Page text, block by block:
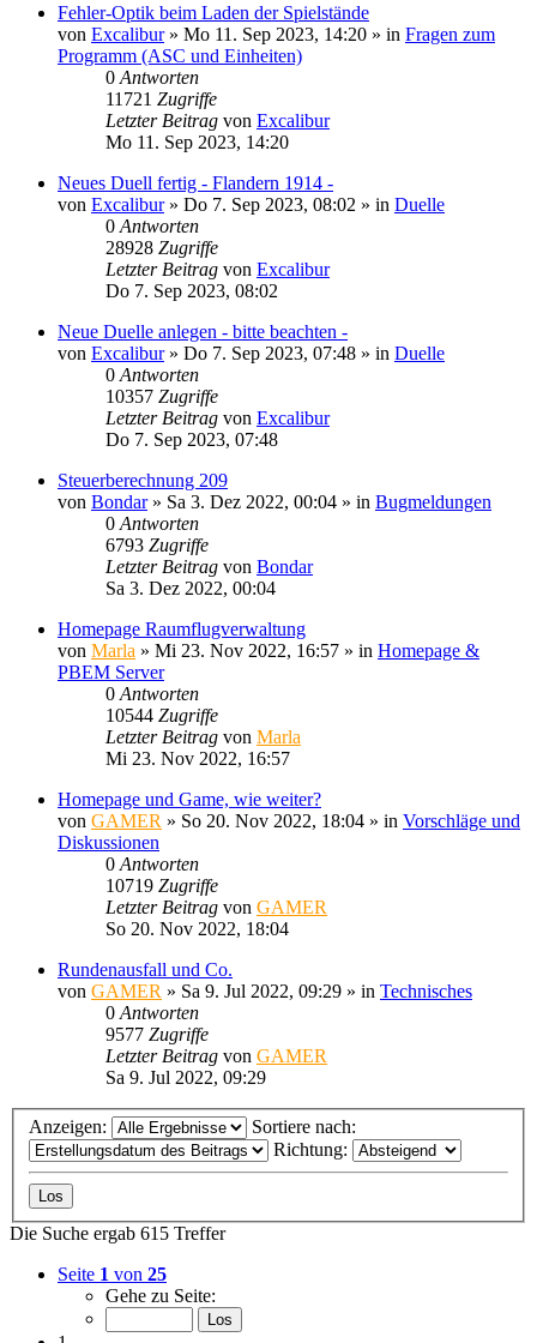
Fehler-Optik beim Laden der Spielstände
von Excalibur» Mo 11. Sep 2023, 14:20 » in Fragen zum
Programm (ASC und Einheiten)
0 Antworten
11721 Zugriffe
Letzter Beitrag von Excalibur
Mo 11. Sep 2023, 14:20
Neues Duell fertig - Flandern 1914 -
von Excalibur» Do 7. Sep 2023, 08:02 » in Duelle
0 Antworten
28928 Zugriffe
Letzter Beitrag von Excalibur
Do 7. Sep 2023, 08:02
Neue Duelle anlegen - bitte beachten -
von Excalibur» Do 7. Sep 2023, 07:48 » in Duelle
0 Antworten
10357 Zugriffe
Letzter Beitrag von Excalibur
Do 7. Sep 2023, 07:48
Steuerberechnung 209
von Bondar» Sa 3. Dez 2022, 00:04 » in Bugmeldungen
0 Antworten
6793 Zugriffe
Letzter Beitrag von Bondar
Sa 3. Dez 2022, 00:04
Homepage Raumflugverwaltung
von Marla » Mi 23. Nov 2022, 16:57 » in Homepage &
PBEM Server
0 Antworten
10544 Zugriffe
Letzter Beitrag von Marla
Mi 23. Nov 2022, 16:57
Homepage und Game, wie weiter?
von GAMER » So 20. Nov 2022, 18:04 » in Vorschläge und
Diskussionen
0 Antworten
10719 Zugriffe
Letzter Beitrag von GAMER
So 20. Nov 2022, 18:04
Rundenausfall und Co.
von GAMER » Sa 9. Jul 2022, 09:29 » in Technisches
0 Antworten
9577 Zugriffe
Letzter Beitrag von GAMER
Sa 9. Jul 2022, 09:29
Anzeigen:
Sortiere nach:
Richtung:
Die Suche ergab 615 Treffer
Seite 1 von 25
Gehe zu Seite: